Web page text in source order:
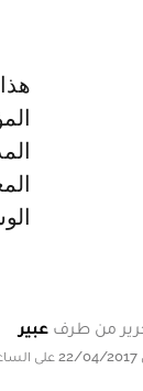
من طرف عبير